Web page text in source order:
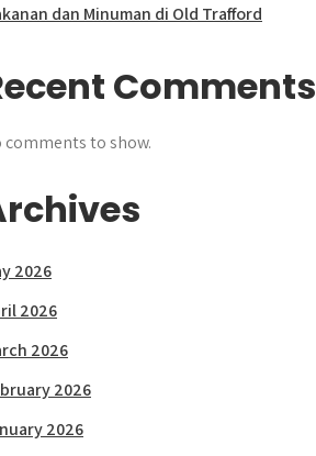
dan Minuman di Old Trafford
Comments
comments to show.
2026
2026
2026
2026
2026